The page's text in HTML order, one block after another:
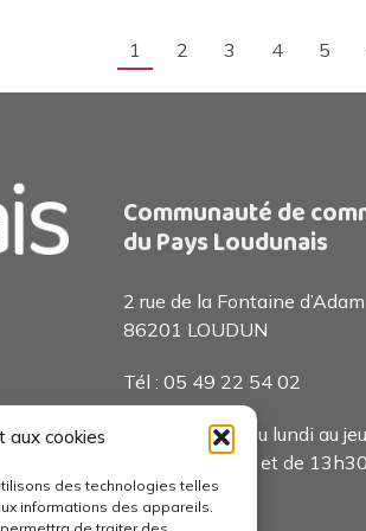
aux cookies
des technologies telles
informations des appareils.
1 2 3 4 5
Communauté de
du Pays Loudunais
2 rue de la Fontaine
86201 LOUDUN
Tél : 05 49 22 54 02
Accueil public du lundi au
De 8h30 à 13h et de